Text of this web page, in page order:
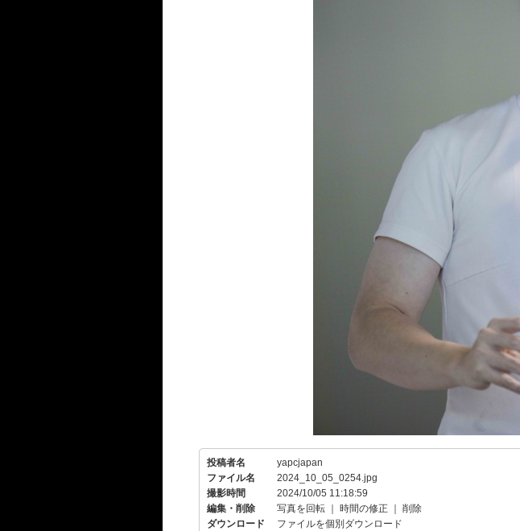
投稿者名
yapcjapan
ファイル名
2024_10_05_0254.jpg
撮影時間
2024/10/05 11:18:59
編集・削除
写真を回転 時間の修正
削除
ダウンロード
ファイルを個別ダウンロード